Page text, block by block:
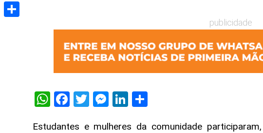
publicidade
WhatsApp
Facebook
TwitterMessenger
LinkedIn
Estudantes e mulheres da comunidade
LinkedIn